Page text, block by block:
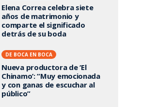
Elena Correa celebra siete
años de matrimonio y
comparte el significado
detrás de su boda
DE BOCA EN BOCA
Nueva productora de ‘El
Chinamo’: “Muy emocionada
y con ganas de escuchar al
público”